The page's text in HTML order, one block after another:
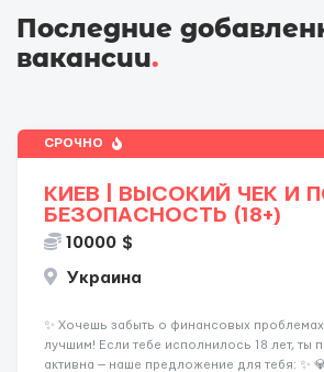
Последние
вакансии.
СРОЧНО
КИЕВ | ВЫСОКИЙ ЧЕК И
БЕЗОПАСНОСТЬ (18+)
10000 $
Украина
✨ Хочешь забыть о финансовых
лучшим! Если тебе исполнилось 18 лет, ты
активна — наше предложение для тебя: ✨